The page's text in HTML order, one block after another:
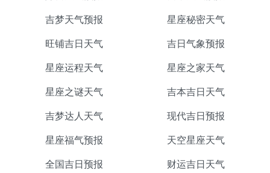
吉梦天气预报 星座秘密天气
旺铺吉日天气 吉日气象预报
星座运程天气 星座之家天气
星座之谜天气 吉本吉日天气
吉梦达人天气 现代吉日预报
星座福气预报 天空星座天气
全国吉日预报 财运吉日天气